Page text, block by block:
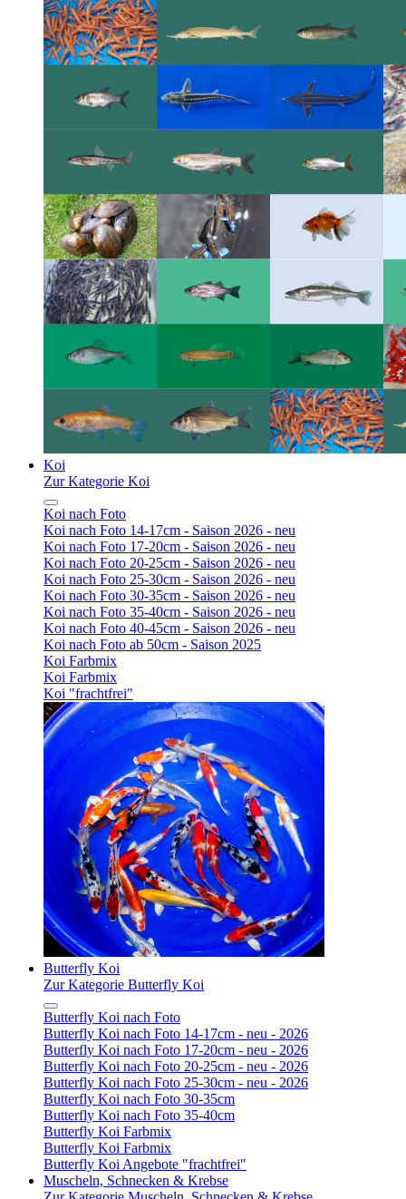
Koi
Zur Kategorie Koi
Koi nach Foto
Koi nach Foto 14-17cm - Saison 2026 - neu
Koi nach Foto 17-20cm - Saison 2026 - neu
Koi nach Foto 20-25cm - Saison 2026 - neu
Koi nach Foto 25-30cm - Saison 2026 - neu
Koi nach Foto 30-35cm - Saison 2026 - neu
Koi nach Foto 35-40cm - Saison 2026 - neu
Koi nach Foto 40-45cm - Saison 2026 - neu
Koi nach Foto ab 50cm - Saison 2025
Koi Farbmix
Koi Farbmix
Koi "frachtfrei"
Butterfly Koi
Zur Kategorie Butterfly Koi
Butterfly Koi nach Foto
Butterfly Koi nach Foto 14-17cm - neu - 2026
Butterfly Koi nach Foto 17-20cm - neu - 2026
Butterfly Koi nach Foto 20-25cm - neu - 2026
Butterfly Koi nach Foto 25-30cm - neu - 2026
Butterfly Koi nach Foto 30-35cm
Butterfly Koi nach Foto 35-40cm
Butterfly Koi Farbmix
Butterfly Koi Farbmix
Butterfly Koi Angebote "frachtfrei"
Muscheln, Schnecken & Krebse